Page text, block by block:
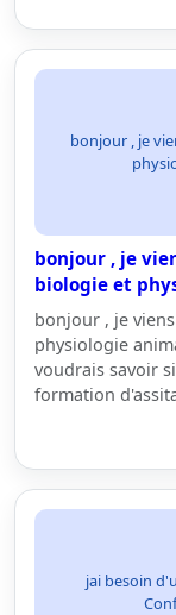
bonjour , je
bonjour , je
biologie et
bonjour , je
physiologie
voudrais savoir
formation
jai besoin